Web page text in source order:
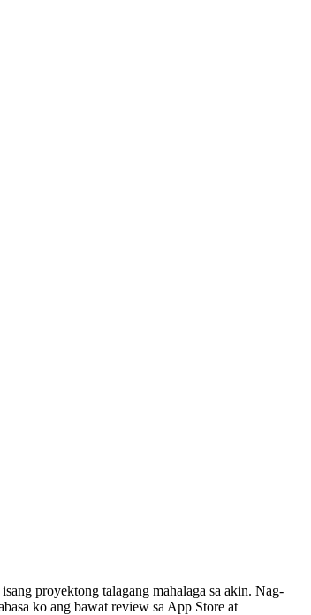
proyektong talagang mahalaga sa akin. Nag-
ko ang bawat review sa App Store at